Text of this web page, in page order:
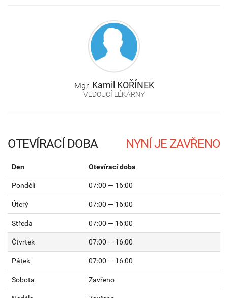
Mgr. Kamil KOŘÍNEK
VEDOUCÍ LÉKÁRNY
OTEVÍRACÍ DOBA
Den Otevírací doba
Pondělí 07:00 — 16:00
Úterý 07:00 — 16:00
Středa 07:00 — 16:00
Čtvrtek 07:00 — 16:00
Pátek 07:00 — 16:00
Sobota Zavřeno